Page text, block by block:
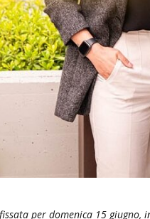
per domenica 15